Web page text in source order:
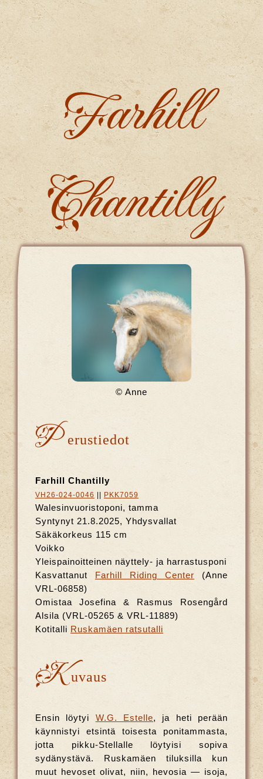
Farhill
Chantilly
© Anne
P erustiedot
Farhill Chantilly
VH26-024-0046 || PKK7059
Walesinvuoristoponi, tamma
Syntynyt 21.8.2025, Yhdysvallat
Säkäkorkeus 115 cm
Voikko
Yleispainoitteinen näyttely- ja harrastusponi
Kasvattanut
Farhill Riding Center (Anne
VRL-06858)
Omistaa Josefina & Rasmus Rosengård
Alsila (VRL-05265 & VRL-11889)
Kotitalli Ruskamäen ratsutalli
K uvaus
Ensin löytyi W.G. Estelle, ja heti perään
käynnistyi etsintä toisesta ponitammasta,
jotta pikku-Stellalle löytyisi sopiva
sydänystävä. Ruskamäen tiluksilla kun
muut hevoset olivat, niin, hevosia — isoja,